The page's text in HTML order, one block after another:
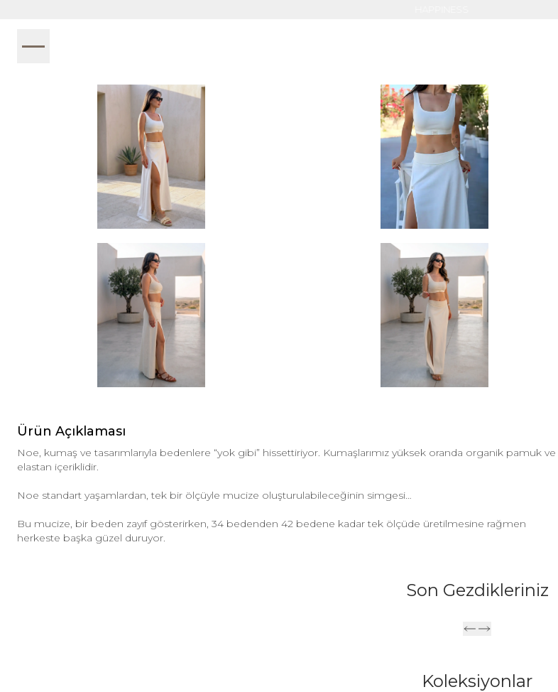
Ürün Açıklaması
Noe, kumaş ve tasarımlarıyla bedenlere “yok gibi” hissettiriyor. Kumaşlarımız yüksek oranda organik pamuk ve
elastan içeriklidir.
Noe standart yaşamlardan, tek bir ölçüyle mucize oluşturulabileceğinin simgesi…
Bu mucize, bir beden zayıf gösterirken, 34 bedenden 42 bedene kadar tek ölçüde üretilmesine rağmen
herkeste başka güzel duruyor.
Son Gezdikleriniz
Koleksiyonlar